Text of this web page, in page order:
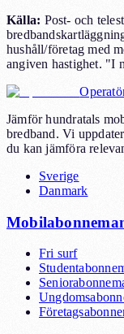
Källa: Post- och
hushåll/företag med
angiven hastighet. "I
Jämför hundratals
bredband. Vi
du kan jämföra
Sverige
Danmark
Fri surf